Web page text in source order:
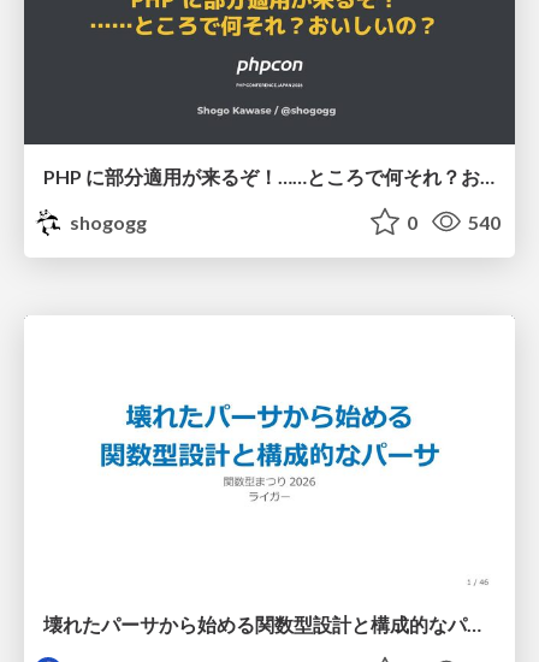
shogogg
0 540
壊れたパーサから始める関数型設計と構成的なパーサ #fp_matsuri